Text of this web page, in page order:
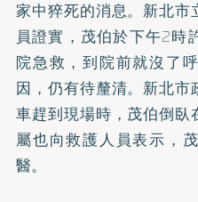
家中猝死的消息。新北
員證實，茂伯於下午2時
院急救，到院前就沒了
因，仍有待釐清。新北
車趕到現場時，茂伯倒
屬也向救護人員表示，
醫。